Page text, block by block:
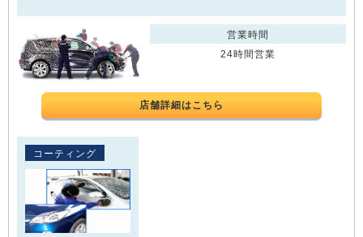
営業時間
24時間営業
店舗詳細はこちら
コーティング